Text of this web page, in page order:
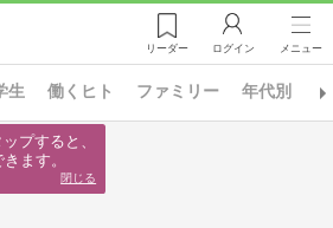
リーダー ログイン メニュー
生 働くヒト ファミリー 年代別
プすると、
ます。
閉じる